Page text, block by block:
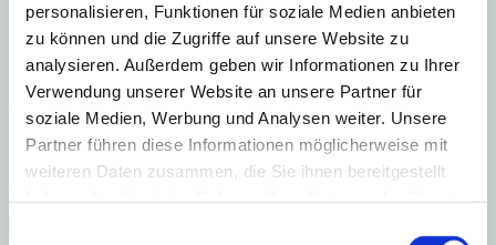
personalisieren, Funktionen für soziale Medien anbieten
zu können und die Zugriffe auf unsere Website zu
analysieren. Außerdem geben wir Informationen zu Ihrer
Verwendung unserer Website an unsere Partner für
soziale Medien, Werbung und Analysen weiter. Unsere
Partner führen diese Informationen möglicherweise mit
weiteren Daten zusammen, die Sie ihnen bereitgestellt
Energieeffizienz